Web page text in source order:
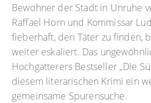
Bewohner der Stadt in Unruhe
Raffael Horn und Kommissar
fieberhaft, den Täter zu finden,
weiter eskaliert. Das
Hochgatterers Bestseller „Die
diesem literarischen Krimi ein
gemeinsame Spurensuche.